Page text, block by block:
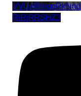
RiRjRRSHZ3